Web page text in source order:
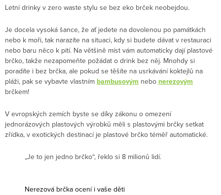
Letní drinky v zero waste stylu se bez eko brček neobejdou.
Je docela vysoká šance, že ať jedete na dovolenou po památkách
nebo k moři, tak narazíte na situaci, kdy si budete dávat v restauraci
nebo baru něco k pití. Na většině míst vám automaticky dají plastové
brčko, takže nezapomeňte požádat o drink bez něj. Mnohdy si
poradíte i bez brčka, ale pokud se těšíte na usrkávání koktejlů na
pláži, pak se vybavte vlastním bambusovým nebo nerezovým
brčkem!
V evropských zemích byste se díky zákonu o omezení
jednorázových plastových výrobků měli s plastovými brčky setkat
zřídka, v exotických destinací je plastové brčko téměř automatické.
„Je to jen jedno brčko“, řeklo si 8 milionů lidí.
Nerezová brčka ocení i vaše děti